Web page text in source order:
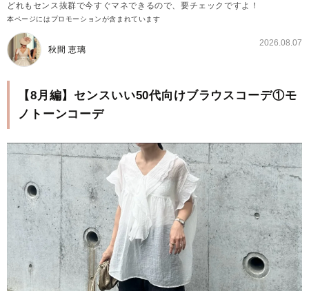
どれもセンス抜群で今すぐマネできるので、要チェックですよ！
本ページにはプロモーションが含まれています
秋間 恵璃
2026.08.07
【8月編】センスいい50代向けブラウスコーデ①モ
ノトーンコーデ